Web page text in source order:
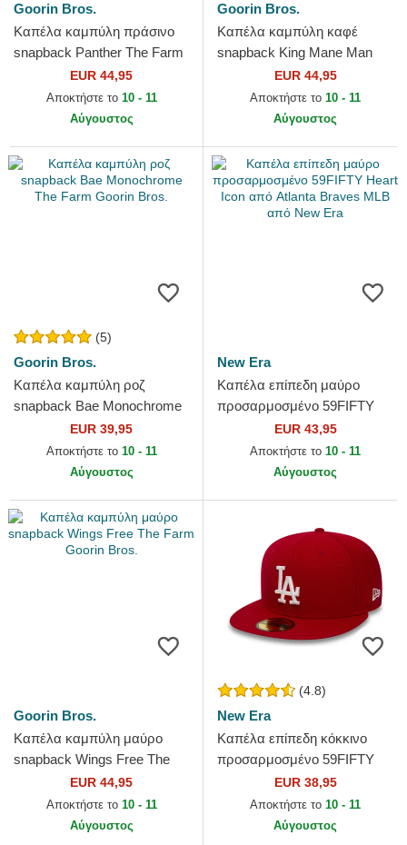
Goorin Bros.
Καπέλα καμπύλη πράσινο
snapback Panther The Farm
Goorin Bros.EUR 44,95
Αποκτήστε το 10 - 11
Αύγουστος
Goorin Bros.
Καπέλα καμπύλη καφέ
snapback King Mane Man
The Farm Goorin Bros.
EUR 44,95
Αποκτήστε το 10 - 11
Αύγουστος
(5)
Goorin Bros.
Καπέλα καμπύλη ροζ
snapback Bae Monochrome
The Farm Goorin Bros.
EUR 39,95
Αποκτήστε το 10 - 11
Αύγουστος
New Era
Καπέλα επίπεδη μαύρο
προσαρμοσμένο 59FIFTY
Heart Icon από Atlanta
Braves MLB από New Era
EUR 43,95
Αποκτήστε το 10 - 11
Αύγουστος
Goorin Bros.
Καπέλα καμπύλη μαύρο
snapback Wings Free The
Farm Goorin Bros.
EUR 44,95
Αποκτήστε το 10 - 11
Αύγουστος
(4.8)
New Era
Καπέλα επίπεδη κόκκινο
προσαρμοσμένο 59FIFTY
Essential από Los Angeles
Dodgers MLB από New Era
EUR 38,95
Αποκτήστε το 10 - 11
Αύγουστος